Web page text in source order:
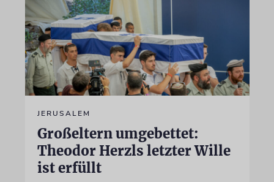
JERUSALEM
Großeltern umgebettet:
Theodor Herzls letzter Wille
ist erfüllt